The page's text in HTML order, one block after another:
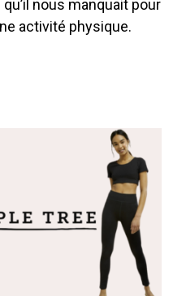
nous manquait pour
activité physique.